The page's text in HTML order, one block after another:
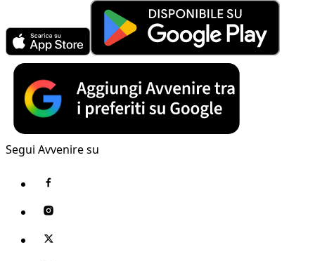
Segui Avvenire su